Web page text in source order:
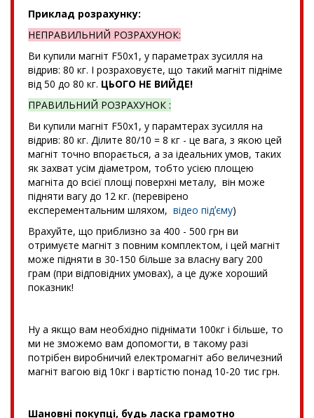
Приклад розрахунку:
НЕПРАВИЛЬНИЙ РОЗРАХУНОК:
Ви купили магніт F50x1, у параметрах зусилля на
відрив: 80 кг. І розраховуєте, що такий магніт підніме
від 50 до 80 кг. ЦЬОГО НЕ ВИЙДЕ!
ПРАВИЛЬНИЙ РОЗРАХУНОК :
Ви купили магніт F50x1, у парамтерах зусилля на
відрив: 80 кг. Ділите 80/10 = 8 кг - це вага, з якою цей
магніт точно впорається, а за ідеальних умов, таких
як захват усім діаметром, тобто усією площею
магніта до всієї площі поверхні металу, він може
підняти вагу до 12 кг. (перевірено
експерементальним шляхом, відео підʼєму)
Врахуйте, що приблизно за 400 - 500 грн ви
отримуєте магніт з повним комплектом, і цей магніт
може підняти в 30-150 більше за власну вагу 200
грам (при відповідних умовах), а це дуже хороший
показник!
Ну а якщо вам необхідно піднімати 100кг і більше, то
ми не зможемо вам допомогти, в такому разі
потрібен виробничий електромагніт або величезний
магніт вагою від 10кг і вартістю понад 10-20 тис грн.
Шановні покупці, будь ласка грамотно